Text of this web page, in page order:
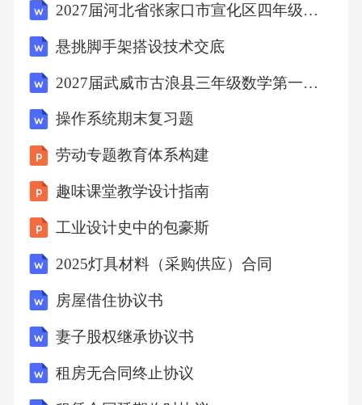
公开公益捐赠资金的来源和使用情况，增加公
益事业的透明度和公信力。定期对公益项目进
行评估和监督，确保公益捐赠的效果落到实
处，为乡村儿童教育提供持续的支持。06技术
为乡村儿童提供远程课程。在线课堂系统建立
数字化教学资源库，包括电子教材、视频教
程、在线题库等。教学资源库搭建学生、教师
动学习社区远程教育平台搭建智能教学硬件应
用智能互动白板将传统黑板与现代化技术相结
合，实现远程互动教学。03通过语音识别和自
然语言处理技术，帮助学生进行听说读写训
2027届河北省张家口市宣化区四年级数学第一学期期末综合测试模拟试题含解析
悬挑脚手架搭设技术交底
2027届武威市古浪县三年级数学第一学期期末质量检测试题含解析
操作系统期末复习题
劳动专题教育体系构建
趣味课堂教学设计指南
工业设计史中的包豪斯
2025灯具材料（采购供应）合同
房屋借住协议书
妻子股权继承协议书
租房无合同终止协议